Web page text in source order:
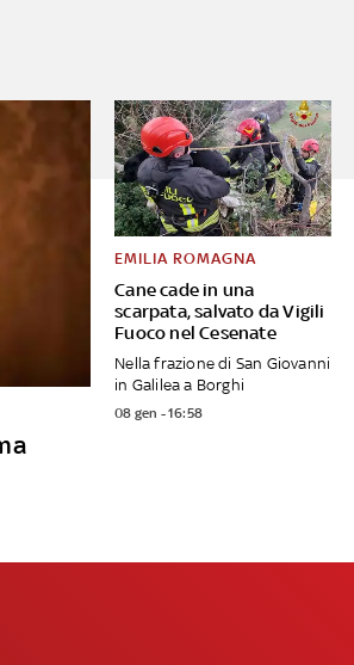
Cane cade in una
scarpata, salvato da Vigili
Fuoco nel Cesenate
EMILIA ROMAGNA
Nella frazione di San Giovanni
in Galilea a Borghi
08 gen - 16:58